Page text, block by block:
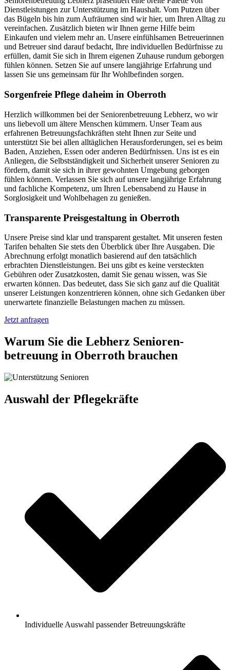
Dienstleistungen zur Unterstützung im Haushalt. Vom Putzen über
das Bügeln bis hin zum Aufräumen sind wir hier, um Ihren Alltag zu
vereinfachen. Zusätzlich bieten wir Ihnen gerne Hilfe beim
Einkaufen und vielem mehr an. Unsere einfühlsamen Betreuerinnen
und Betreuer sind darauf bedacht, Ihre individuellen Bedürfnisse zu
erfüllen, damit Sie sich in Ihrem eigenen Zuhause rundum geborgen
fühlen können. Setzen Sie auf unsere langjährige Erfahrung und
lassen Sie uns gemeinsam für Ihr Wohlbefinden sorgen.
Sorgenfreie Pflege daheim in Oberroth
Herzlich willkommen bei der Seniorenbetreuung Lebherz, wo wir
uns liebevoll um ältere Menschen kümmern. Unser Team aus
erfahrenen Betreuungsfachkräften steht Ihnen zur Seite und
unterstützt Sie bei allen alltäglichen Herausforderungen, sei es beim
Baden, Anziehen, Essen oder anderen Bedürfnissen. Uns ist es ein
Anliegen, die Selbstständigkeit und Sicherheit unserer Senioren zu
fördern, damit sie sich in ihrer gewohnten Umgebung geborgen
fühlen können. Verlassen Sie sich auf unsere langjährige Erfahrung
und fachliche Kompetenz, um Ihren Lebensabend zu Hause in
Sorglosigkeit und Wohlbehagen zu genießen.
Transparente Preisgestaltung in Oberroth
Unsere Preise sind klar und transparent gestaltet. Mit unseren festen
Tarifen behalten Sie stets den Überblick über Ihre Ausgaben. Die
Abrechnung erfolgt monatlich basierend auf den tatsächlich
erbrachten Dienstleistungen. Bei uns gibt es keine versteckten
Gebühren oder Zusatzkosten, damit Sie genau wissen, was Sie
erwarten können. Das bedeutet, dass Sie sich ganz auf die Qualität
unserer Leistungen konzentrieren können, ohne sich Gedanken über
unerwartete finanzielle Belastungen machen zu müssen.
Jetzt anfragen
Warum Sie die Lebherz Senioren­
betreuung in Oberroth brauchen
Auswahl der Pflegekräfte
Individuelle Auswahl passender Betreuungskräfte